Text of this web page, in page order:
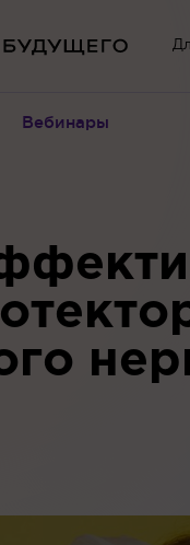
Вебинары